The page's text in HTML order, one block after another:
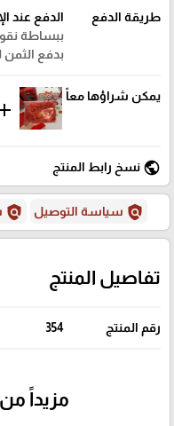
طريقة الدفع
الدفع عند
ببساطة
بدفع
يمكن شراؤها معاً
public نسخ رابط المنتج
policy سياسة التوصيل policy
تفاصيل المنتج
رقم المنتج 354
مزيداً